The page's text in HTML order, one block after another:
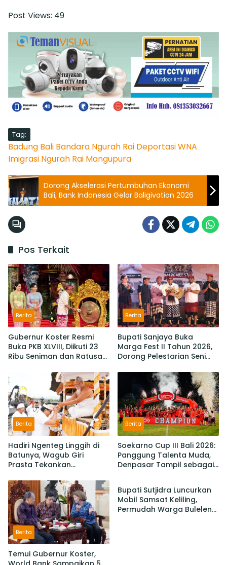
Post Views: 49
Tag:
Badung Bali Bandara Ngurah Rai Deportasi WNA
Imigrasi Ngurah Rai Mangupura
Dorong Akselerasi Pertumbuhan Ekonomi
Bali, Bank Indonesia Gelar Baligivation 2026
Pos Terkait
Berita
Gubernur Koster Resmi
Buka PKB XLVIII, Diikuti 23
Ribu Seniman dan Ratusan
IKM/UMKM Digratiskan
Berita
Bupati Sanjaya Buka
Marga Fest II Tahun 2026,
Dorong Pelestarian Seni
Potensi Lokal
Berita
Hadiri Ngenteg Linggih di
Batunya, Wagub Giri
Prasta Tekankan
Royong dan Persatuan
Krama
Berita
Soekarno Cup III Bali 2026:
Panggung Talenta Muda,
Denpasar Tampil sebagai
Berita
Temui Gubernur Koster,
Berita
Bupati Sutjidra Luncurkan
Mobil Samsat Keliling,
Permudah Warga Buleleng